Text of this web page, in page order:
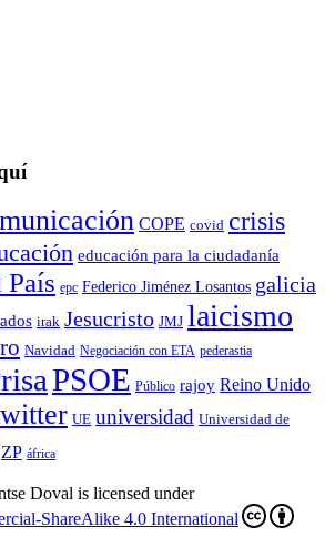
COPE covid crisis
educación para la ciudadaní­a
País epc Federico Jiménez Losantos galicia
irak Jesucristo JMJ laicismo
Navidad Negociación con ETA pederastia
PSOE Público rajoy Reino Unido
UE universidad Universidad de
ZP áfrica
Doval is licensed under
ShareAlike 4.0 International